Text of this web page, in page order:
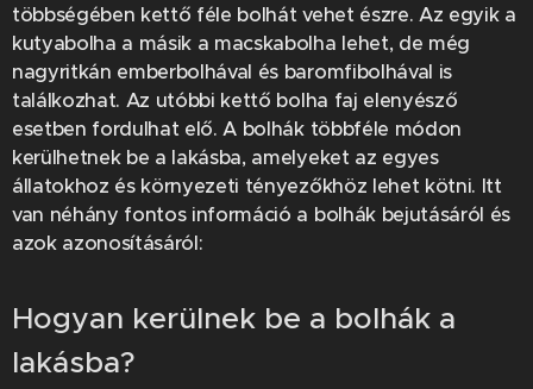
többségében kettő féle bolhát vehet észre. Az egyik a
kutyabolha a másik a macskabolha lehet, de még
nagyritkán emberbolhával és baromfibolhával is
találkozhat. Az utóbbi kettő bolha faj elenyésző
esetben fordulhat elő. A bolhák többféle módon
kerülhetnek be a lakásba, amelyeket az egyes
állatokhoz és környezeti tényezőkhöz lehet kötni. Itt
van néhány fontos információ a bolhák bejutásáról és
azok azonosításáról:
Hogyan kerülnek be a bolhák a
lakásba?